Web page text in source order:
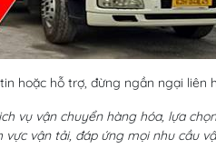
hoặc hỗ trợ, đừng ngần ngại liên
vụ vận chuyển hàng hóa, lựa
vận tải, đáp ứng mọi nhu cầu